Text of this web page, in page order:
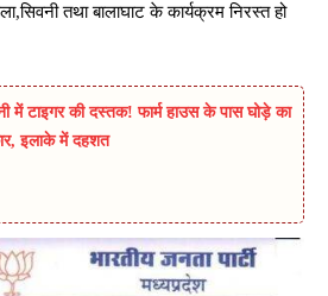
तथा बालाघाट के कार्यक्रम निरस्त हो
में टाइगर की दस्तक! फार्म हाउस के पास घोड़े का
इलाके में दहशत